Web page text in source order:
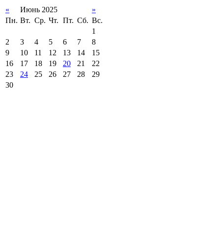
« Июнь 2025
»
Пн. Вт. Ср. Чт. Пт. Сб. Вс.
1
2
3 4 5 6 7
8
9
10 11 12 13 14
15
16
17 18 19 20 21
22
23
24 25 26 27 28
29
30